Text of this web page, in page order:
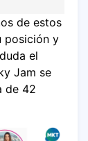
de estos
posición y
el
Jam se
de 42